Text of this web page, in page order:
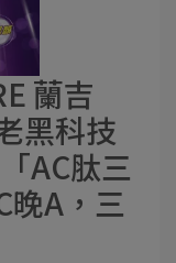
蘭吉
黑科技
AC肽三
晚A，三